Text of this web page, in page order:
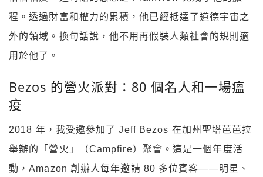
程。透過財富和權力的累積，他已經抵達了道德宇宙之
外的領域。換句話說，他不用再假裝人類社會的規則適
用於他了。
Bezos 的營火派對：80 個名人和一場瘟
疫
2018 年，我受邀參加了 Jeff Bezos 在加州聖塔芭芭拉
舉辦的「營火」（Campfire）聚會。這是一個年度活
動，Amazon 創辦人每年邀請 80 多位賓客——明星、